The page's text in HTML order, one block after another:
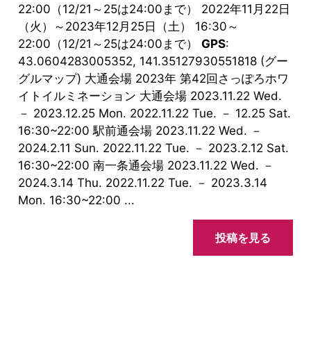
22:00（12/21～25は24:00まで） 2022年11月22日
（火）～2023年12月25日（土） 16:30～
22:00（12/21～25は24:00まで） GPS:
43.0604283005352, 141.35127930551818 (グー
グルマップ) 大通会場 2023年 第42回さっぽろホワ
イトイルミネーション 大通会場 2023.11.22 Wed.
－ 2023.12.25 Mon. 2022.11.22 Tue. － 12.25 Sat.
16:30~22:00 駅前通会場 2023.11.22 Wed. －
2024.2.11 Sun. 2022.11.22 Tue. － 2023.2.12 Sat.
16:30~22:00 南一条通会場 2023.11.22 Wed. －
2024.3.14 Thu. 2022.11.22 Tue. － 2023.3.14
Mon. 16:30~22:00 ...
投稿を見る